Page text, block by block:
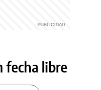
fecha libre